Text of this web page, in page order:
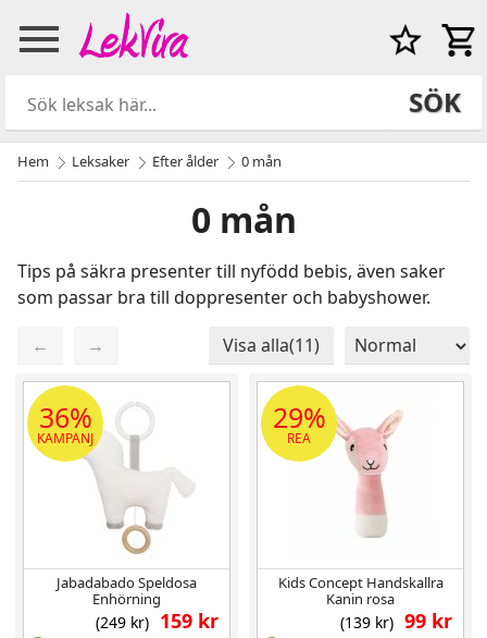
SÖK
Hem Leksaker Efter ålder 0 mån
0 mån
Tips på säkra presenter till nyfödd bebis, även saker
som passar bra till doppresenter och babyshower.
←
→
Visa alla(11)
Sida 1 / 1
Totalt 11 produkter
36%
KAMPANJ
Jabadabado Speldosa
Enhörning
159 kr
(249 kr)
29%
REA
Kids Concept Handskallra
Kanin rosa
99 kr
(139 kr)